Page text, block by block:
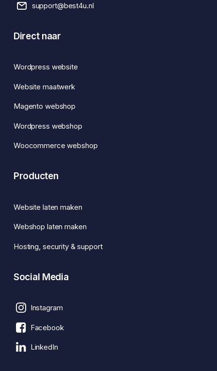
support@best4u.nl
Direct naar
Wordpress website
Website maatwerk
Magento webshop
Wordpress webshop
Woocommerce webshop
Producten
Website laten maken
Webshop laten maken
Hosting, security & support
Social Media
Instagram
Facebook
LinkedIn